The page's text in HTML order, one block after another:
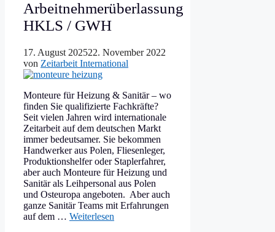
Arbeitnehmerüberlassung
HKLS / GWH
17. August 202522. November 2022
von Zeitarbeit International
Monteure für Heizung & Sanitär – wo
finden Sie qualifizierte Fachkräfte?
Seit vielen Jahren wird internationale
Zeitarbeit auf dem deutschen Markt
immer bedeutsamer. Sie bekommen
Handwerker aus Polen, Fliesenleger,
Produktionshelfer oder Staplerfahrer,
aber auch Monteure für Heizung und
Sanitär als Leihpersonal aus Polen
und Osteuropa angeboten. Aber auch
ganze Sanitär Teams mit Erfahrungen
auf dem … Weiterlesen